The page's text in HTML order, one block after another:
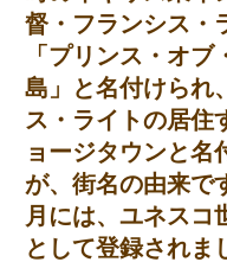
督・フランシス・
「プリンス・オブ
島」と名付けられ
ス・ライトの居住
ョージタウンと名
が、街名の由来で
月には、ユネスコ
として登録されま